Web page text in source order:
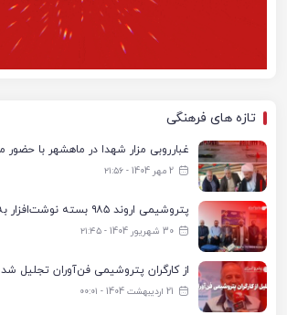
تازه های فرهنگی
2 مهر 1404 - ۲۱:۵۶
30 شهریور 1404 - ۲۱:۴۵
از کارگران پتروشیمی فن‌آوران تجلیل شد
21 اردیبهشت 1404 - ۰۰:۰۱